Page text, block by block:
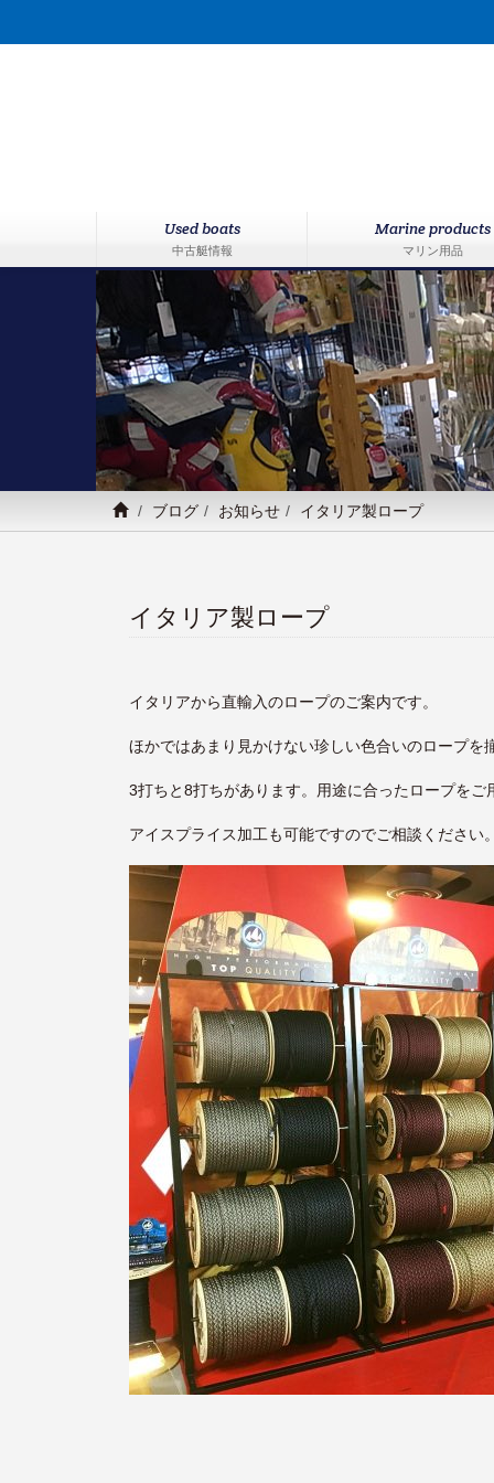
Used boats
中古艇情報
Marine products
マリン用品
ブログ お知らせ イタリア製ロープ
イタリア製ロープ
イタリアから直輸入のロープのご案内です。
ほかではあまり見かけない珍しい色合いのロープを
3打ちと8打ちがあります。用途に合ったロープをご
アイスプライス加工も可能ですのでご相談ください